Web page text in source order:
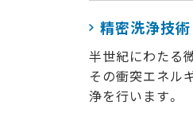
精密洗浄技術
半世紀にわたる
その衝突エネル
浄を行います。